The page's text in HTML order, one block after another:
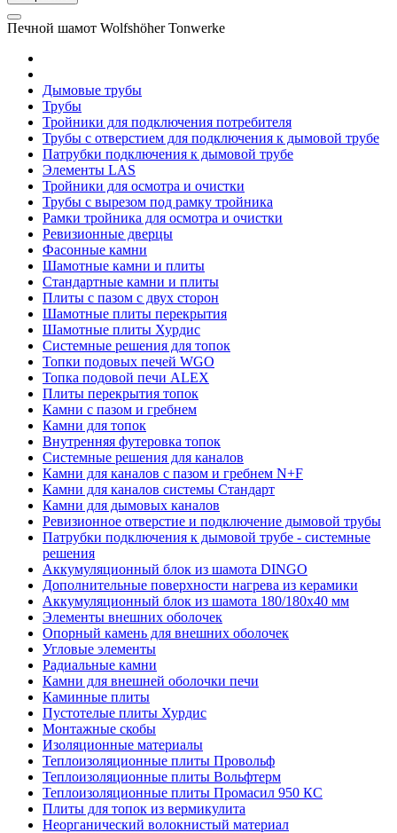
Печной шамот Wolfshöher Tonwerke
Дымовые трубы
Трубы
Тройники для подключения потребителя
Трубы с отверстием для подключения к дымовой трубе
Патрубки подключения к дымовой трубе
Элементы LAS
Тройники для осмотра и очистки
Трубы с вырезом под рамку тройника
Рамки тройника для осмотра и очистки
Ревизионные дверцы
Фасонные камни
Шамотные камни и плиты
Стандартные камни и плиты
Плиты с пазом с двух сторон
Шамотные плиты перекрытия
Шамотные плиты Хурдис
Системные решения для топок
Топки подовых печей WGO
Топка подовой печи ALEX
Плиты перекрытия топок
Камни с пазом и гребнем
Камни для топок
Внутренняя футеровка топок
Системные решения для каналов
Камни для каналов с пазом и гребнем N+F
Камни для каналов системы Стандарт
Камни для дымовых каналов
Ревизионное отверстие и подключение дымовой трубы
Патрубки подключения к дымовой трубе - системные
решения
Аккумуляционный блок из шамота DINGO
Дополнительные поверхности нагрева из керамики
Аккумуляционный блок из шамота 180/180x40 мм
Элементы внешних оболочек
Опорный камень для внешних оболочек
Угловые элементы
Радиальные камни
Камни для внешней оболочки печи
Каминные плиты
Пустотелые плиты Хурдис
Монтажные скобы
Изоляционные материалы
Теплоизоляционные плиты Провольф
Теплоизоляционные плиты Вольфтерм
Теплоизоляционные плиты Промасил 950 КС
Плиты для топок из вермикулита
Неорганический волокнистый материал